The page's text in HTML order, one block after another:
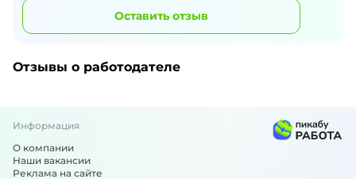
Оставить отзыв
Отзывы о работодателе
Информация
О компании
Наши вакансии
Реклама на сайте